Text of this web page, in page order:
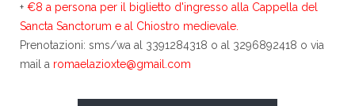
+ €8 a persona per il biglietto d'ingresso alla Cappella del
Sancta Sanctorum e al Chiostro medievale.
Prenotazioni: sms/wa al 3391284318 o al 3296892418 o via
mail a romaelazioxte@gmail.com